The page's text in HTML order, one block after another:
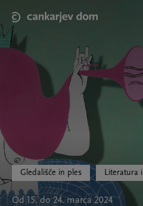
main
content
Gledališče in ples Literatura
Od 15. do 24. marca 2024